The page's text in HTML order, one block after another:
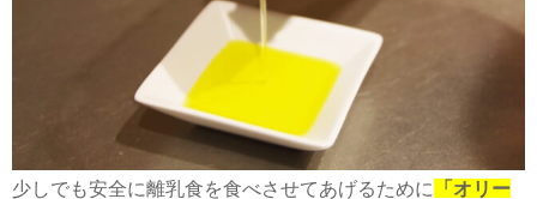
少しでも安全に離乳食を食べさせてあげるために
「オリー